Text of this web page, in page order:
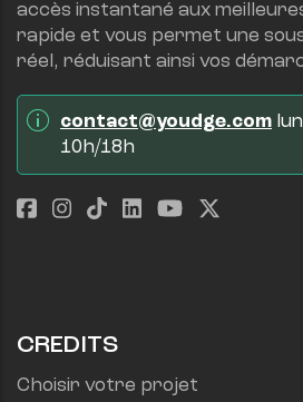
accès instantané aux
rapide et vous permet une
réel, réduisant ainsi vos
contact@youdge.com
10h/18h
CREDITS
Choisir votre projet